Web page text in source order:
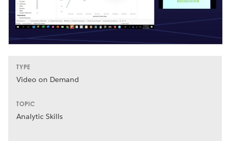
TYPE
Video on Demand
TOPIC
Analytic Skills